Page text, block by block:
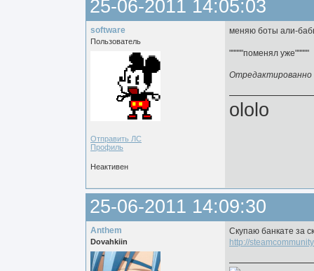
25-06-2011 14:05:03
software
Пользователь
Отправить ЛС
Профиль
меняю боты али-
"""""поменял уже"""""
Отредактированно
ololo
Неактивен
25-06-2011 14:09:30
Anthem
Dovahkiin
Скупаю банкате за
http://